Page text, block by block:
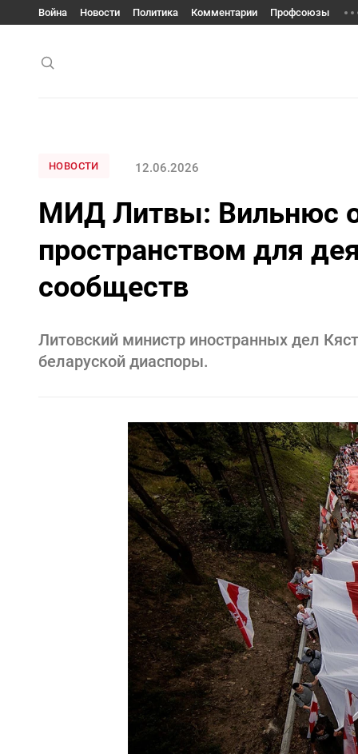
Война Новости Политика Комментарии Профсоюзы
НОВОСТИ 12.06.2026
МИД Литвы: Вильнюс
пространством для
сообществ
Литовский министр иностранных дел
беларуской диаспоры.